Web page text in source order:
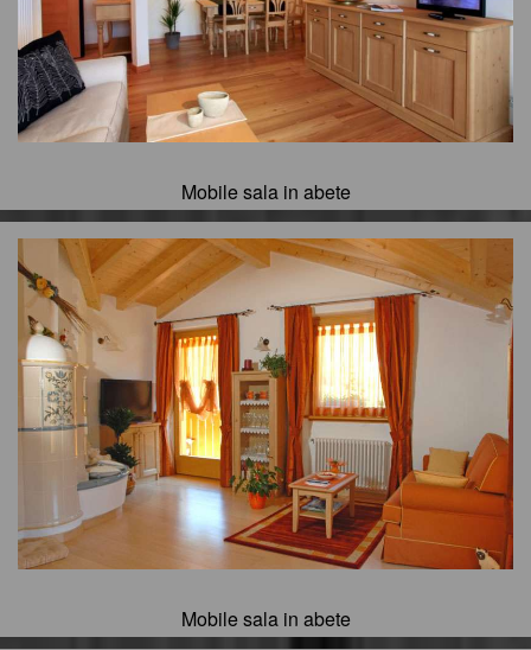
Mobile sala in abete
Mobile sala in abete